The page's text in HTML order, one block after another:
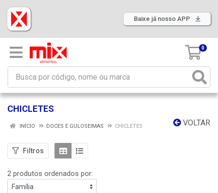
Baixe já nosso APP
0
CHICLETES
VOLTAR
INÍCIO DOCES E GULOSEIMAS CHICLETES
Filtros
2 produtos ordenados por: